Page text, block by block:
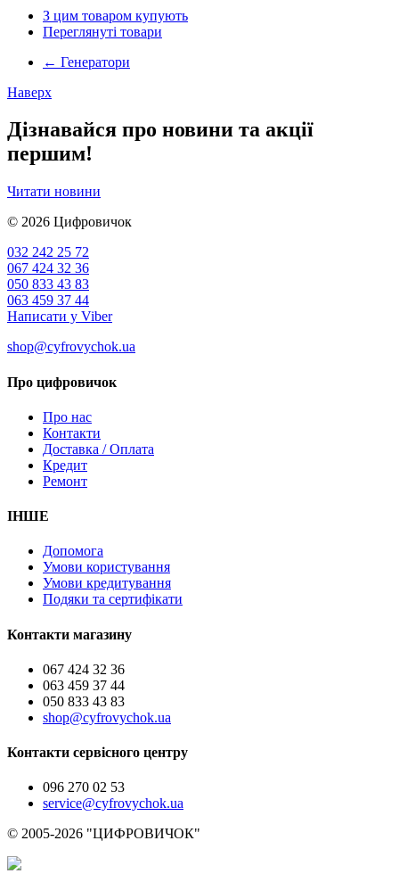
З цим товаром купують
Переглянуті товари
← Генератори
Наверх
Дізнавайся про новини та акції
першим!
Читати новини
© 2026 Цифровичок
032 242 25 72
067 424 32 36
050 833 43 83
063 459 37 44
Написати у Viber
shop@cyfrovychok.ua
Про цифровичок
Про нас
Контакти
Доставка / Оплата
Кредит
Ремонт
ІНШЕ
Допомога
Умови користування
Умови кредитування
Подяки та сертифікати
Контакти магазину
067 424 32 36
063 459 37 44
050 833 43 83
shop@cyfrovychok.ua
Контакти сервісного центру
096 270 02 53
service@cyfrovychok.ua
© 2005-2026 "ЦИФРОВИЧОК"